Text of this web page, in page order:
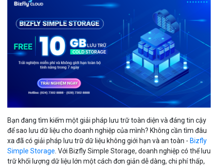
Bạn đang tìm kiếm một giải pháp lưu trữ toàn diện và đáng tin cậy
để sao lưu dữ liệu cho doanh nghiệp của mình? Không cần tìm đâu
xa đã có giải pháp lưu trữ dữ liệu không giới hạn và an toàn - Bizfly
Simple Storage. Với Bizfly Simple Storage, doanh nghiệp có thể lưu
trữ khối lượng dữ liệu lớn một cách đơn giản dễ dàng, chi phí thấp,